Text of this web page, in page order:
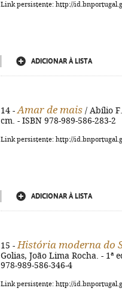
Link persistente: http://
ADICIONAR À LISTA
14 - Amar de mais / Abílio
cm. - ISBN 978-989-586-283-2
Link persistente: http://
ADICIONAR À LISTA
15 - História moderna do
Golias, João Lima Rocha. - 1ª
978-989-586-346-4
Link persistente: http://